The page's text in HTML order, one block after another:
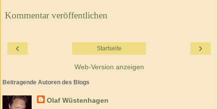
Kommentar veröffentlichen
‹ ›
Startseite
Web-Version anzeigen
Beitragende Autoren des Blogs
Olaf Wüstenhagen